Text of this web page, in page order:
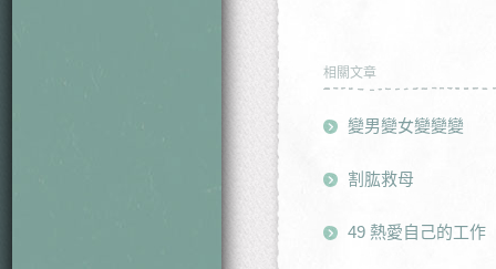
相關文章
變男變女變變變
割肱救母
49 熱愛自己的工作